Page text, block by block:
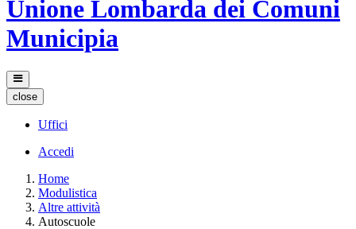
Unione Lombarda dei Comuni
Municipia
close
Uffici
Accedi
Home
Modulistica
Altre attività
Autoscuole